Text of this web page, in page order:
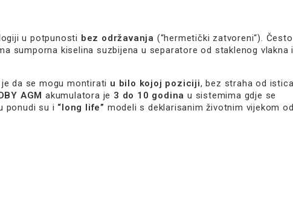
u potpunosti bez održavanja (“hermetički zatvoreni“).
sumporna kiselina suzbijena u separatore od staklenog vlakna i
da se mogu montirati u bilo kojoj poziciji, bez straha od
AGMakumulatora je 3 do 10 godina u sistemima gdje se
ponudi su i “long life” modeli s deklarisanim životnim vijekom od